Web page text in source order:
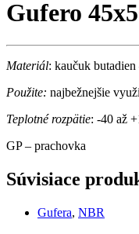
Gufero
Materiál: kaučuk
Použite: najbežnejšie
Teplotné rozpätie: -40 až
GP – prachovka
Súvisiace
Gufera, NBR